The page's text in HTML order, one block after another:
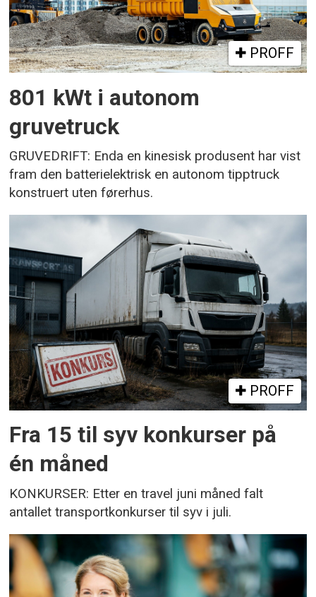
PROFF
801 kWt i autonom
gruvetruck
GRUVEDRIFT: Enda en kinesisk produsent har vist
fram den batterielektrisk en autonom tipptruck
konstruert uten førerhus.
PROFF
Fra 15 til syv konkurser på
én måned
KONKURSER: Etter en travel juni måned falt
antallet transportkonkurser til syv i juli.